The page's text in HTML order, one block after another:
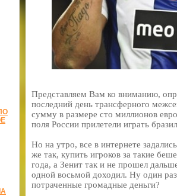
Представляем Вам ко вниманию,
последний день трансферного
сумму в размере сто миллионов
поля России прилетели играть
Но на утро, все в интернете
же так, купить игроков за такие
года, а Зенит так и не прошел
одной восьмой доходил. Ну один
потраченные громадные деньги?